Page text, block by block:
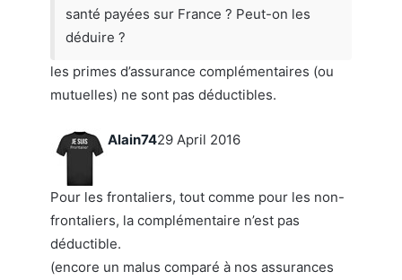
santé payées sur France ? Peut-on les
déduire ?
les primes d’assurance complémentaires (ou
mutuelles) ne sont pas déductibles.
Alain7429 April 2016
Pour les frontaliers, tout comme pour les non-
frontaliers, la complémentaire n’est pas
déductible.
(encore un malus comparé à nos assurances